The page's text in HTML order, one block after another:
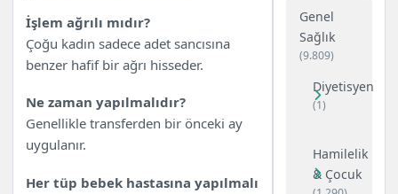
İşlem ağrılı mıdır?
Çoğu kadın sadece adet sancısına
benzer hafif bir ağrı hisseder.
Ne zaman yapılmalıdır?
Genellikle transferden bir önceki ay
uygulanır.
Her tüp bebek hastasına yapılmalı
Genel
Sağlık
(9.809)
Diyetisyen
(1)
Hamilelik
& Çocuk